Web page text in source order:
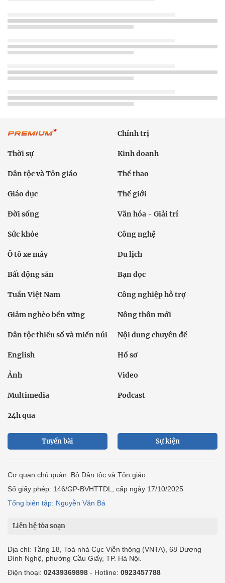
Chính trị
Thời sự Kinh doanh
Dân tộc và Tôn giáo Thể thao
Giáo dục Thế giới
Đời sống Văn hóa - Giải trí
Sức khỏe Công nghệ
Ô tô xe máy Du lịch
Bất động sản Bạn đọc
Tuần Việt Nam Công nghiệp hỗ trợ
Giảm nghèo bền vững Nông thôn mới
Dân tộc thiểu số và miền núi Nội dung chuyên đề
English Hồ sơ
Ảnh Video
Multimedia Podcast
24h qua
Tuyến bài Sự kiện
Cơ quan chủ quản: Bộ Dân tộc và Tôn giáo
Số giấy phép: 146/GP-BVHTTDL, cấp ngày 17/10/2025
Tổng biên tập: Nguyễn Văn Bá
Liên hệ tòa soạn
Địa chỉ: Tầng 18, Toà nhà Cục Viễn thông (VNTA), 68 Dương
Đình Nghệ, phường Cầu Giấy, TP. Hà Nội.
Điện thoại: 02439369898 - Hotline: 0923457788